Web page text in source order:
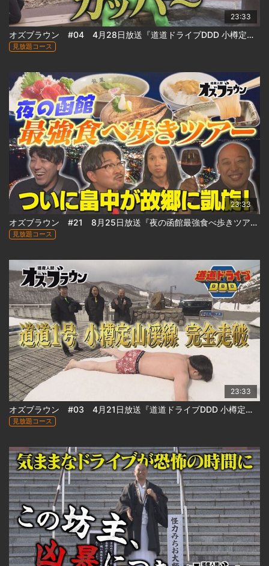
23:33
オズブラウン #04 4月28日放送『道道ドライブDDD 小樽定山渓線 道道1号(後編)』
見放題コース
23:33
オズブラウン #21 8月25日放送『夜の函館最強食べ歩きツアー(前編)』
見放題コース
23:33
オズブラウン #03 4月21日放送『道道ドライブDDD 小樽定山渓線 道道1号(前編)』
見放題コース